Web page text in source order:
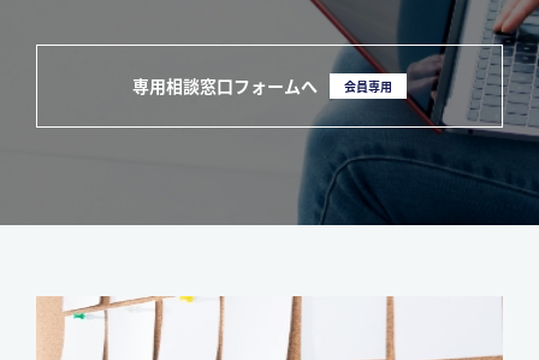
専用相談窓口フォームへ 会員専用